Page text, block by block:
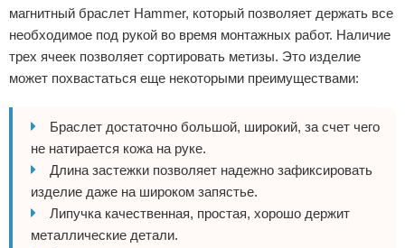
магнитный браслет Hammer, который позволяет держать все
необходимое под рукой во время монтажных работ. Наличие
трех ячеек позволяет сортировать метизы. Это изделие
может похвастаться еще некоторыми преимуществами:
Браслет достаточно большой, широкий, за счет чего
не натирается кожа на руке.
Длина застежки позволяет надежно зафиксировать
изделие даже на широком запястье.
Липучка качественная, простая, хорошо держит
металлические детали.